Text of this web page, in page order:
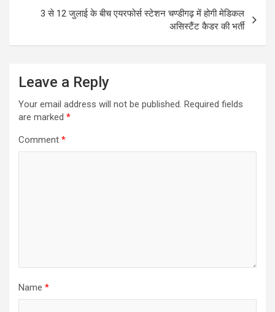
3 से 12 जुलाई के बीच एयरफोर्स स्टेशन चण्डीगढ़ में होगी मेडिकल
असिस्टैंट कैडर की भर्ती
Leave a Reply
Your email address will not be published. Required fields
are marked *
Comment *
Name *